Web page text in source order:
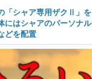
「シャア専用ザクⅡ」
にはシャアのパーソナ
どを配置